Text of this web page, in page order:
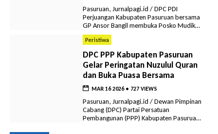
Muscab DPC PKB Kabupaten Pasuruan, […]
Pasuruan, Jurnalpagi.id / DPC PDI
Perjuangan Kabupaten Pasuruan bersama
GP Ansor Bangil membuka Posko Mudik
Lebaran 2026 di halaman pasar wisata
Pandaan, Selasa, (17/3/) malam. Posko ini
menjadi wujud kolaborasi lintas organisasi
dengan semangat gotong royong dan
inklusivitas untuk memberikan pelayanan
bagi para pemudik yang melintas di
wilayah Pasuruan. Ketua DPC PDI
Perjuangan Kabupaten Pasuruan, […]
Peristiwa
DPC PPP Kabupaten Pasuruan
Gelar Peringatan Nuzulul Quran
dan Buka Puasa Bersama
MAR 16 2026• 727 VIEWS
Pasuruan, Jurnalpagi.id / Dewan Pimpinan
Cabang (DPC) Partai Persatuan
Pembangunan (PPP) Kabupaten Pasuruan